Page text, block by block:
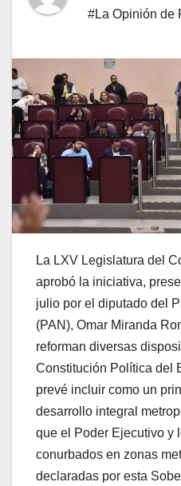
#La Opinión de
La LXV Legislatura del
aprobó la iniciativa,
julio por el diputado del
(PAN), Omar Miranda
reforman diversas
Constitución Política del
prevé incluir como un
desarrollo integral
que el Poder Ejecutivo y
conurbados en zonas
declaradas por esta